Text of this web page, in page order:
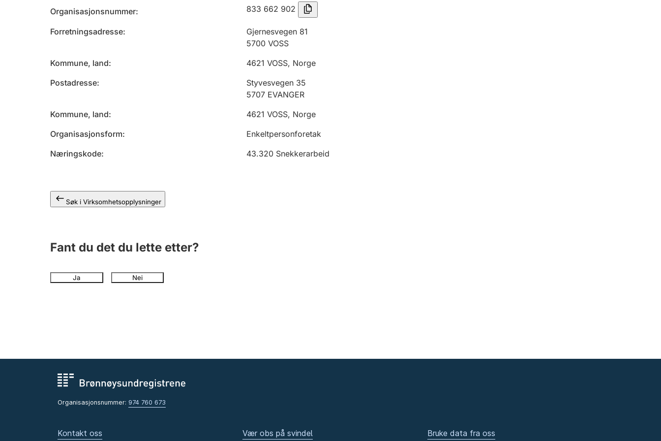
Organisasjonsnummer 833 662 902
Forretningsadresse
Gjernesvegen 81
5700 VOSS
Kommune, land
4621 VOSS, Norge
Postadresse
Styvesvegen 35
5707 EVANGER
Kommune, land
4621 VOSS, Norge
Organisasjonsform
Enkeltpersonforetak
Næringskode
43.320 Snekkerarbeid
Søk i Virksomhetsopplysninger
Fant du det du lette etter?
Ja Nei
Organisasjonsnummer: 974 760 673
Kontakt oss Vær obs på svindel Bruke data fra oss